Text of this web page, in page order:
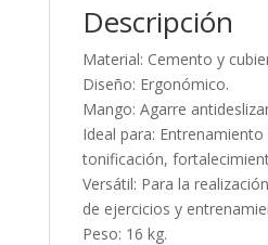
Descripción
Material: Cemento y
Diseño: Ergonómico.
Mango: Agarre
Ideal para:
tonificación,
Versátil: Para la
de ejercicios y
Peso: 16 kg.